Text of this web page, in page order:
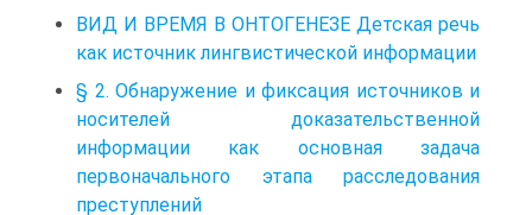
ВИД И ВРЕМЯ В ОНТОГЕНЕЗЕ Детская речь
как источник лингвистической информации
§ 2. Обнаружение и фиксация источников и
носителей доказательственной
информации как основная задача
первоначального этапа расследования
преступлений